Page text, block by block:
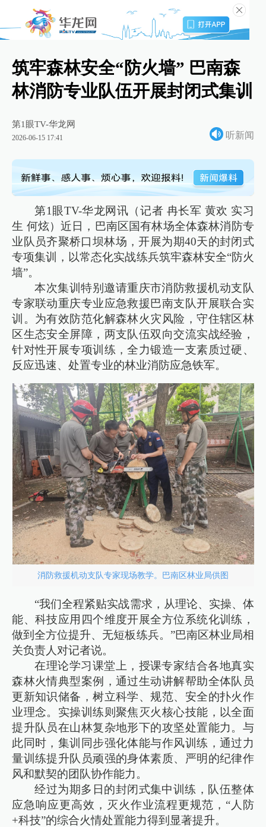
筑牢森林安全“防火墙” 巴南森
林消防专业队伍开展封闭式集训
第1眼TV-华龙网
2026-06-15 17:41 听新闻
第1眼TV-华龙网讯（记者 冉长军 黄欢 实习
生 何炫）近日，巴南区国有林场全体森林消防专
业队员齐聚桥口坝林场，开展为期40天的封闭式
专项集训，以常态化实战练兵筑牢森林安全“防火
墙”。
本次集训特别邀请重庆市消防救援机动支队
专家联动重庆专业应急救援巴南支队开展联合实
训。为有效防范化解森林火灾风险，守住辖区林
区生态安全屏障，两支队伍双向交流实战经验，
针对性开展专项训练，全力锻造一支素质过硬、
反应迅速、处置专业的林业消防应急铁军。
消防救援机动支队专家现场教学。巴南区林业局供图
“我们全程紧贴实战需求，从理论、实操、体
能、科技应用四个维度开展全方位系统化训练，
做到全方位提升、无短板练兵。”巴南区林业局相
关负责人对记者说。
在理论学习课堂上，授课专家结合各地真实
森林火情典型案例，通过生动讲解帮助全体队员
更新知识储备，树立科学、规范、安全的扑火作
业理念。实操训练则聚焦灭火核心技能，以全面
提升队员在山林复杂地形下的攻坚处置能力。与
此同时，集训同步强化体能与作风训练，通过力
量训练提升队员顽强的身体素质、严明的纪律作
风和默契的团队协作能力。
经过为期多日的封闭式集中训练，队伍整体
应急响应更高效，灭火作业流程更规范，“人防
+科技”的综合火情处置能力得到显著提升。